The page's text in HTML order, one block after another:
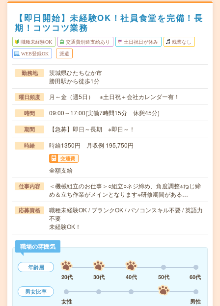
【即日開始】未経験OK！社員食堂を完備！長
期！コツコツ業務
職種未経験OK 交通費別途支給あり 土日祝日が休み 残業なし
WEB登録OK 派遣
勤務地
茨城県ひたちなか市
勝田駅から徒歩1分
曜日頻度 月～金（週5日） ※土日祝＋会社カレンダー有！
時間 09:00～17:00(実働7時間15分 休憩45分)
期間 【急募】即日～長期 ※即日～！
時給 時給1350円 月収例 195,750円
交通費
全額支給
仕事内容
＜機械組立のお仕事＞○組立○ネジ締め、角度調整※ねじ締
め＆立ち作業がメインとなります※研修期間がある…
応募資格
職種未経験OK / ブランクOK / パソコンスキル不要 / 英語力
不要
未経験OK！
職場の雰囲気
年齢層
20代
30代 40代 50代
60代
男女比率
女性
男性